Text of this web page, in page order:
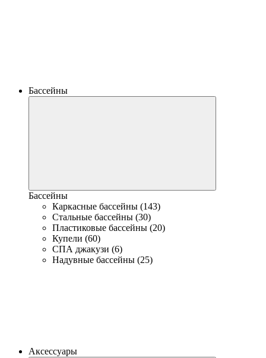
Бассейны
Бассейны
Каркасные бассейны (143)
Стальные бассейны (30)
Пластиковые бассейны (20)
Купели (60)
СПА джакузи (6)
Надувные бассейны (25)
Аксессуары